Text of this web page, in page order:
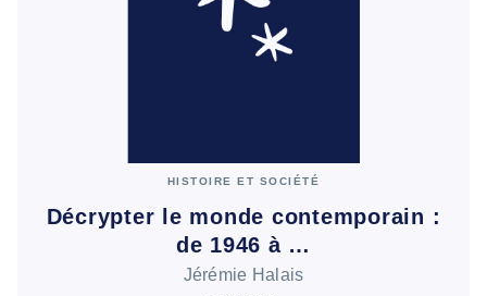
HISTOIRE ET SOCIÉTÉ
Décrypter le monde contemporain :
de 1946 à …
Jérémie Halais